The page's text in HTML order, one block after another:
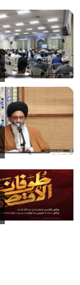
۳۰
آبان
۲۳
مهر
۲۲
مهر